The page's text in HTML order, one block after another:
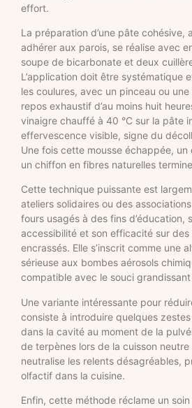
effort.
La préparation d’une pâte cohésive,
adhérer aux parois, se réalise avec
soupe de bicarbonate et deux
L’application doit être systématique
les coulures, avec un pinceau ou
repos exhaustif d’au moins huit
vinaigre chauffé à 40 °C sur la pâte
effervescence visible, signe du
Une fois cette mousse échappée, un
un chiffon en fibres naturelles
Cette technique puissante est
ateliers solidaires ou des
fours usagés à des fins d’éducation,
accessibilité et son efficacité sur
encrassés. Elle s’inscrit comme une
sérieuse aux bombes aérosols
compatible avec le souci grandissant
Une variante intéressante pour
consiste à introduire quelques zestes
dans la cavité au moment de la
de terpènes lors de la cuisson neutre
neutralise les relents désagréables,
olfactif dans la cuisine.
Enfin, cette méthode réclame un